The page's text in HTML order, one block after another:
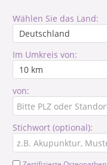
Wählen Sie das Land:
Im Umkreis von:
von:
Stichwort (optional):